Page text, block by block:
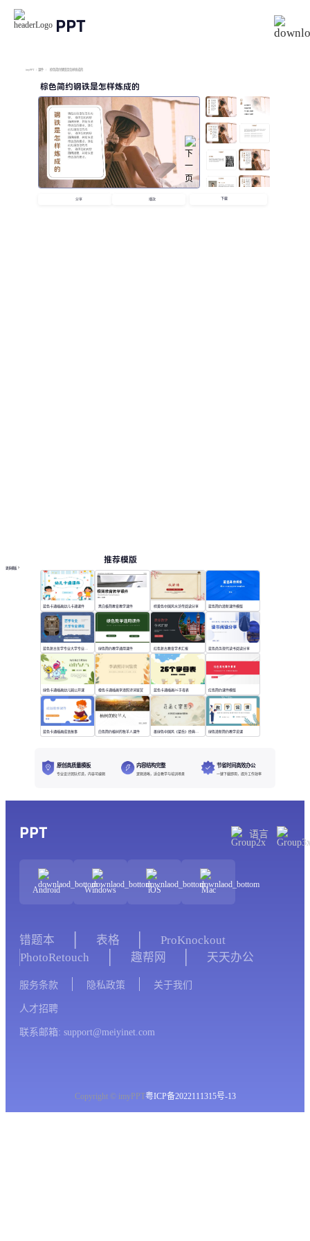
PPT
imyPPT / 课件 / 棕色简约钢铁是怎样炼成的
棕色简约钢铁是怎样炼成的
分享 播放 下载
推荐模版
更多模板
蓝色卡通插画幼儿卡通课件 黑白极简教育教学课件 棕黄色中国风水浒传阅读分享 蓝色简约清新课件模版
绿色简约教学通用课件 红色复古教育学术汇报 蓝色商务现代读书阅读分享
绿色卡通插画幼儿园公开课 橙色卡通插画李清照诗词鉴赏 蓝色卡通插画26字母表 红色简约课件模版
蓝色卡通插画成语故事 白色简约植树的牧羊人课件 墨绿色中国风《望岳》经典诗词欣赏 绿色清新简约教学说课
原创高质量模板
专业设计团队打造，内容可编辑
内容结构完整
逻辑清晰，适合教学与培训场景
节省时间高效办公
一键下载即用，提升工作效率
PPT 语言
Android Windows iOS Mac
错题本 表格
ProKnockout
PhotoRetouch
趣帮网 天天办公
服务条款 隐私政策 关于我们
人才招聘
联系邮箱: support@meiyinet.com
Copyright © imyPPT粤ICP备2022111315号-13